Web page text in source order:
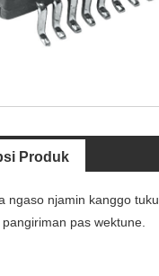
Produk
ngaso njamin kanggo tuku
pas wektune.